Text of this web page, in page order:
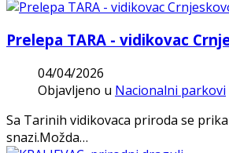
Prelepa TARA - vidikovac
04/04/2026
Objavljeno u Nacionalni parkovi
Sa Tarinih vidikovaca priroda se
snazi.Možda…